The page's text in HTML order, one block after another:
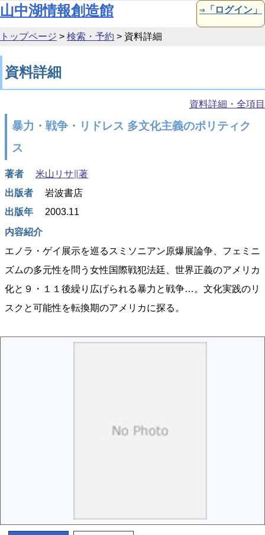
本文へ移動
山中湖情報創造館 ⇒「ログイン」
トップページ > 検索・予約 > 資料詳細
資料詳細
資料詳細・全項目
暴力・戦争・リドレス 多文化主義のポリティク
ス
著者
米山リサ∥著
出版者
岩波書店
出版年
2003.11
内容紹介
エノラ・ゲイ展示を巡るスミソニアン原爆展論争、フェミニ
ズムの多元性を問う女性国際戦犯法廷、世界正義のアメリカ
化と９・１１後繰り広げられる暴力と戦争…。文化実践のリ
スクと可能性を転換期のアメリカに探る。